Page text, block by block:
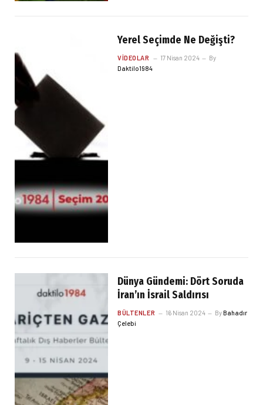
Yerel Seçimde Ne Değişti?
VIDEOLAR 17 Nisan 2024
By
Daktilo1984
Dünya Gündemi: Dört Soruda
İran’ın İsrail Saldırısı
BÜLTENLER 16 Nisan 2024 ByBahadır
Çelebi